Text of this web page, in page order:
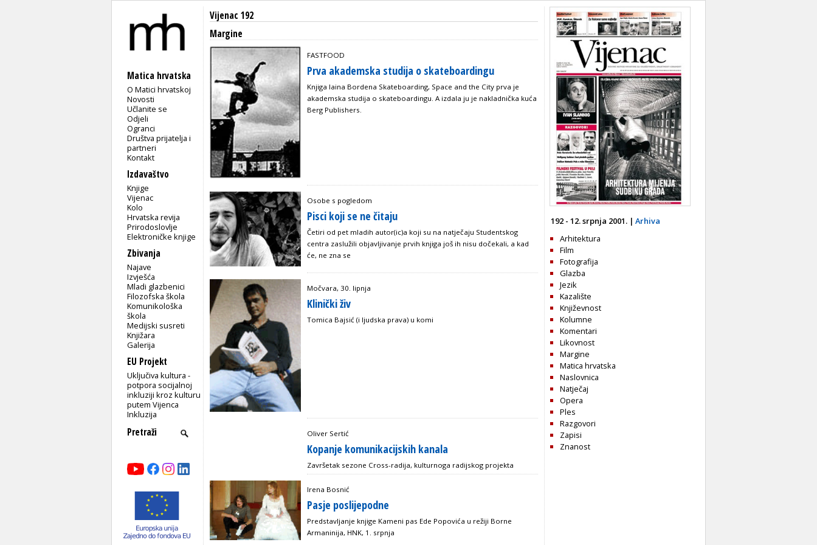
Matica hrvatska
O Matici hrvatskoj
Novosti
Učlanite se
Odjeli
Ogranci
Društva prijatelja i
partneri
Kontakt
Izdavaštvo
Knjige
Vijenac
Kolo
Hrvatska revija
Prirodoslovlje
Elektroničke knjige
Zbivanja
Najave
Izvješća
Mladi glazbenici
Filozofska škola
Komunikološka
škola
Medijski susreti
Knjižara
Galerija
EU Projekt
Uključiva kultura -
potpora socijalnoj
inkluziji kroz kulturu
putem Vijenca
Inkluzija
Vijenac 192
Margine
FASTFOOD
Prva akademska studija o skateboardingu
Knjiga Iaina Bordena Skateboarding, Space and the City prva je
akademska studija o skateboardingu. A izdala ju je nakladnička kuća
Berg Publishers.
Osobe s pogledom
Pisci koji se ne čitaju
Četiri od pet mladih autor(ic)a koji su na natječaju Studentskog
centra zaslužili objavljivanje prvih knjiga još ih nisu dočekali, a kad
će, ne zna se
Močvara, 30. lipnja
Klinički živ
Tomica Bajsić (i ljudska prava) u komi
Oliver Sertić
Kopanje komunikacijskih kanala
Završetak sezone Cross-radija, kulturnoga radijskog projekta
Irena Bosnić
Pasje poslijepodne
Predstavljanje knjige Kameni pas Ede Popovića u režiji Borne
Armaninija, HNK, 1. srpnja
192 - 12. srpnja 2001. | Arhiva
Arhitektura
Film
Fotografija
Glazba
Jezik
Kazalište
Književnost
Kolumne
Komentari
Likovnost
Margine
Matica hrvatska
Naslovnica
Natječaj
Opera
Ples
Razgovori
Zapisi
Znanost